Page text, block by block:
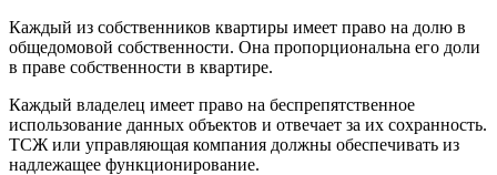
Каждый из собственников квартиры имеет право на долю в
общедомовой собственности. Она пропорциональна его доли
в праве собственности в квартире.
Каждый владелец имеет право на беспрепятственное
использование данных объектов и отвечает за их сохранность.
ТСЖ или управляющая компания должны обеспечивать из
надлежащее функционирование.